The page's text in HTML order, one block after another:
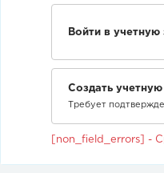
Войти в учетную
Создать учетную
Требует
[non_field_errors] -